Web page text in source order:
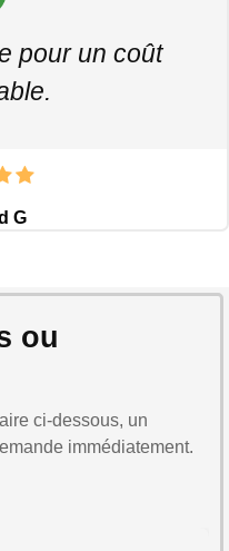
pour un coût
G
ou
ci-dessous, un
immédiatement.